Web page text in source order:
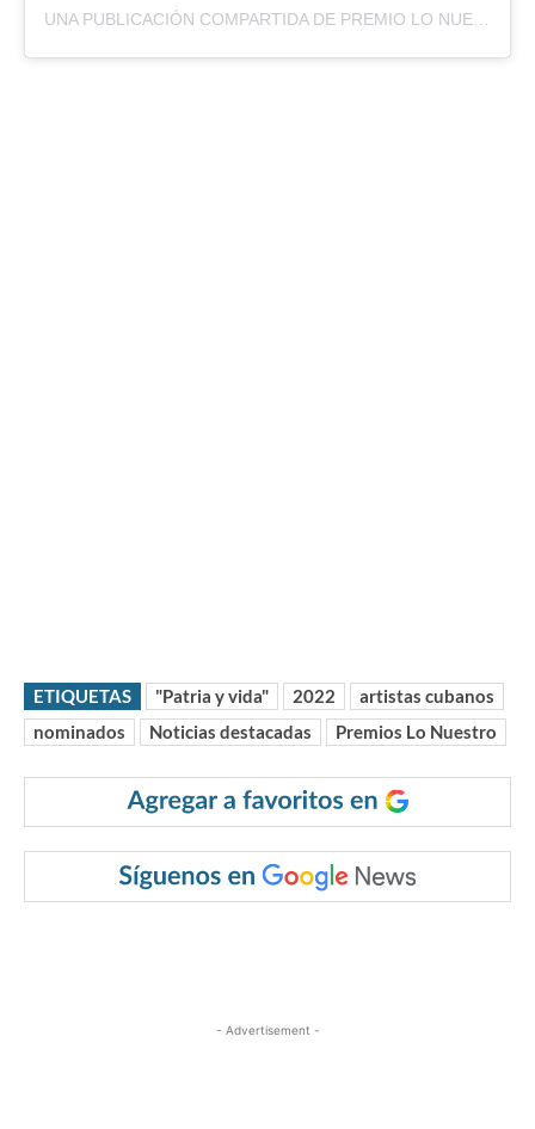
ETIQUETAS "Patria y vida" 2022
artistas cubanos
nominados
Noticias destacadas Premios Lo Nuestro
- Advertisement -